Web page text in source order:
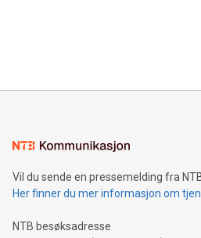
Vil du sende en pressemelding fra
Her finner du mer informasjon om
NTB besøksadresse